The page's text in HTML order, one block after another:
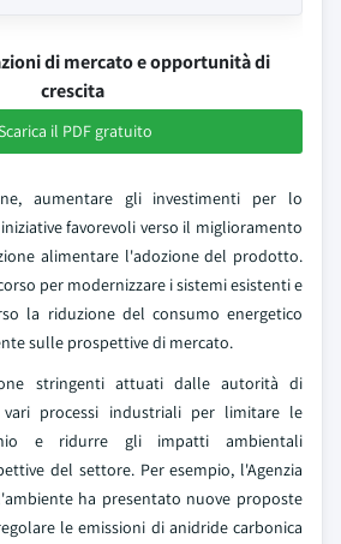
di mercato e opportunità di
crescita
il PDF gratuito
aumentare gli investimenti per lo
favorevoli verso il miglioramento
alimentare l'adozione del prodotto.
per modernizzare i sistemi esistenti e
la riduzione del consumo energetico
sulle prospettive di mercato.
stringenti attuati dalle autorità di
vari processi industriali per limitare le
e ridurre gli impatti ambientali
del settore. Per esempio, l'Agenzia
ha presentato nuove proposte
le emissioni di anidride carbonica